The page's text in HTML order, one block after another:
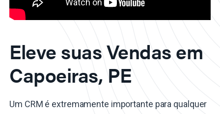
Eleve suas Vendas em
Capoeiras, PE
Um CRM é extremamente importante para qualquer